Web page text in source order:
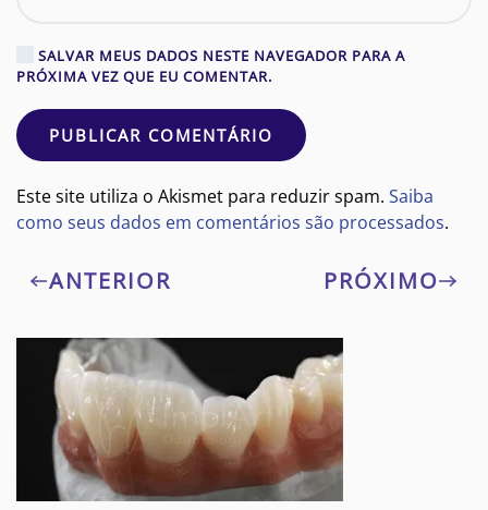
SALVAR MEUS DADOS NESTE NAVEGADOR PARA A
PRÓXIMA VEZ QUE EU COMENTAR.
PUBLICAR COMENTÁRIO
Este site utiliza o Akismet para reduzir spam. Saiba
como seus dados em comentários são processados.
ANTERIOR PRÓXIMO